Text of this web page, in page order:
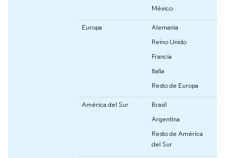
México
Europa
Alemania
Reino Unido
Francia
Italia
Resto de Europa
América del Sur
Brasil
Argentina
Resto de América
del Sur